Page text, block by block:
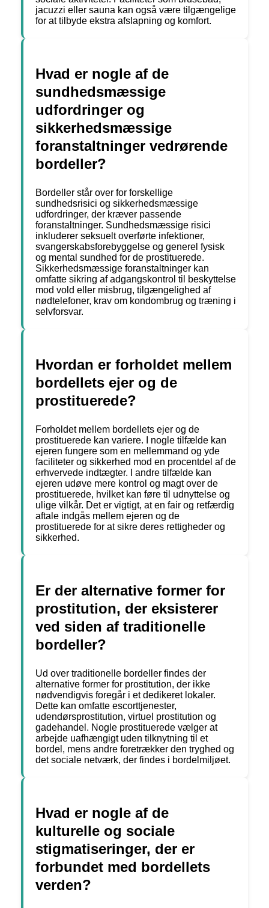
jacuzzi eller sauna kan også være tilgængelige
for at tilbyde ekstra afslapning og komfort.
Hvad er nogle af de
sundhedsmæssige
udfordringer og
sikkerhedsmæssige
foranstaltninger vedrørende
bordeller?
Bordeller står over for forskellige
sundhedsrisici og sikkerhedsmæssige
udfordringer, der kræver passende
foranstaltninger. Sundhedsmæssige risici
inkluderer seksuelt overførte infektioner,
svangerskabsforebyggelse og generel fysisk
og mental sundhed for de prostituerede.
Sikkerhedsmæssige foranstaltninger kan
omfatte sikring af adgangskontrol til beskyttelse
mod vold eller misbrug, tilgængelighed af
nødtelefoner, krav om kondombrug og træning i
selvforsvar.
Hvordan er forholdet mellem
bordellets ejer og de
prostituerede?
Forholdet mellem bordellets ejer og de
prostituerede kan variere. I nogle tilfælde kan
ejeren fungere som en mellemmand og yde
faciliteter og sikkerhed mod en procentdel af de
erhvervede indtægter. I andre tilfælde kan
ejeren udøve mere kontrol og magt over de
prostituerede, hvilket kan føre til udnyttelse og
ulige vilkår. Det er vigtigt, at en fair og retfærdig
aftale indgås mellem ejeren og de
prostituerede for at sikre deres rettigheder og
sikkerhed.
Er der alternative former for
prostitution, der eksisterer
ved siden af traditionelle
bordeller?
Ud over traditionelle bordeller findes der
alternative former for prostitution, der ikke
nødvendigvis foregår i et dedikeret lokaler.
Dette kan omfatte escorttjenester,
udendørsprostitution, virtuel prostitution og
gadehandel. Nogle prostituerede vælger at
arbejde uafhængigt uden tilknytning til et
bordel, mens andre foretrækker den tryghed og
det sociale netværk, der findes i bordelmiljøet.
Hvad er nogle af de
kulturelle og sociale
stigmatiseringer, der er
forbundet med bordellets
verden?